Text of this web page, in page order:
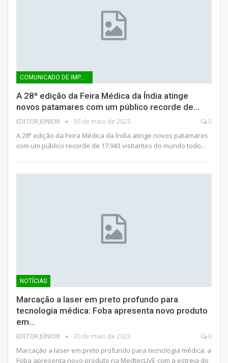
COMUNICADO DE IMPRENSA
A 28ª edição da Feira Médica da Índia atinge
novos patamares com um público recorde de…
EDITOR JÚNIOR 30 de maio de 2023 0
A 28ª edição da Feira Médica da Índia atinge novos patamares
com um público recorde de 17.943 visitantes do mundo todo…
NOTÍCIAS
Marcação a laser em preto profundo para
tecnologia médica: Foba apresenta novo produto
em…
EDITOR JÚNIOR 30 de maio de 2023 0
Marcação a laser em preto profundo para tecnologia médica: a
Foba apresenta novo produto na MedtecLIVE com a estreia do